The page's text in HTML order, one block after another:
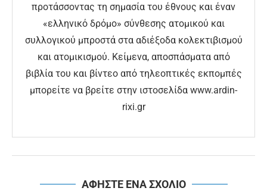
προτάσσοντας τη σημασία του έθνους και έναν
«ελληνικό δρόμο» σύνθεσης ατομικού και
συλλογικού μπροστά στα αδιέξοδα κολεκτιβισμού
και ατομικισμού. Κείμενα, αποσπάσματα από
βιβλία του και βίντεο από τηλεοπτικές εκπομπές
μπορείτε να βρείτε στην ιστοσελίδα www.ardin-
rixi.gr
ΑΦΗΣΤΕ ΕΝΑ ΣΧΟΛΙΟ